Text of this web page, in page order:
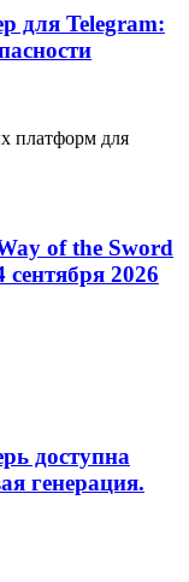
для Telegram:
платформ для
of the Sword
сентября 2026
доступна
генерация.